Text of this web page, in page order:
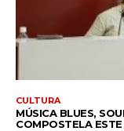
CULTURA
MÚSICA BLUES,
COMPOSTELA